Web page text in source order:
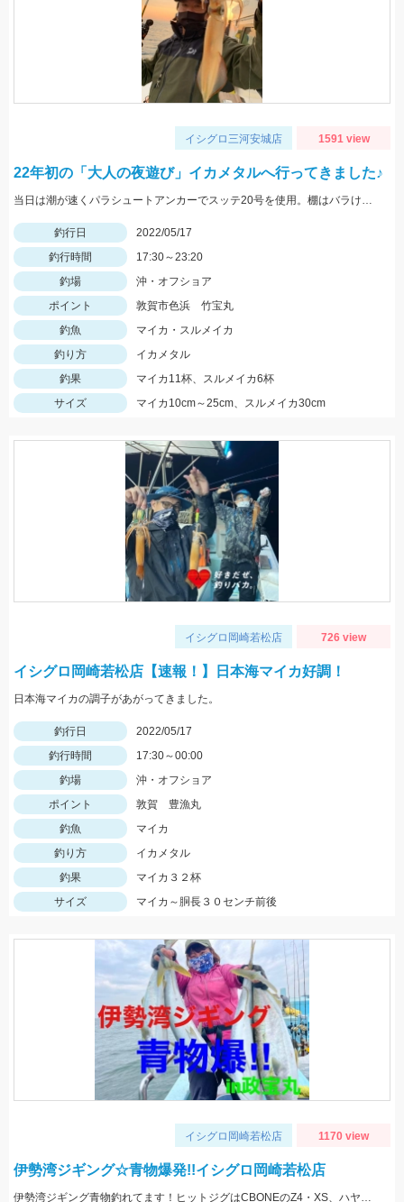
イシグロ三河安城店 1591 view
22年初の「大人の夜遊び」イカメタルへ行ってきました♪
当日は潮が速くパラシュートアンカーでスッテ20号を使用。棚はバラけていますがボトムが一番反応が良かったです。
釣行日
2022/05/17
釣行時間
17:30～23:20
釣場
沖・オフショア
ポイント
敦賀市色浜 竹宝丸
釣魚
マイカ・スルメイカ
釣り方
イカメタル
釣果
マイカ11杯、スルメイカ6杯
サイズ
マイカ10cm～25cm、スルメイカ30cm
イシグロ岡崎若松店 726 view
イシグロ岡崎若松店【速報！】日本海マイカ好調！
日本海マイカの調子があがってきました。
釣行日
2022/05/17
釣行時間
17:30～00:00
釣場
沖・オフショア
ポイント
敦賀 豊漁丸
釣魚
マイカ
釣り方
イカメタル
釣果
マイカ３２杯
サイズ
マイカ～胴長３０センチ前後
イシグロ岡崎若松店 1170 view
伊勢湾ジギング☆青物爆発!!イシグロ岡崎若松店
伊勢湾ジギング青物釣れてます！ヒットジグはCBONEのZ4・XS、ハヤブサのスイッチなどなど！